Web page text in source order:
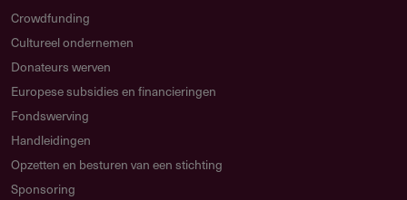
Crowdfunding
Cultureel ondernemen
Donateurs werven
Europese subsidies en financieringen
Fondswerving
Handleidingen
Opzetten en besturen van een stichting
Sponsoring